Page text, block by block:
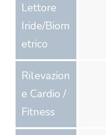
Lettore
Iride/Biom
etrico
Rilevazion
e Cardio /
Fitness